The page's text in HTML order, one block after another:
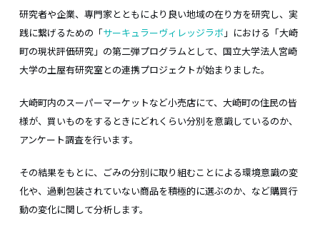
研究者や企業、専門家とともにより良い地域の在り方を研究し、実
践に繋げるための「サーキュラーヴィレッジラボ」における「大崎
町の現状評価研究」の第二弾プログラムとして、国立大学法人宮崎
大学の土屋有研究室との連携プロジェクトが始まりました。
大崎町内のスーパーマーケットなど小売店にて、大崎町の住民の皆
様が、買いものをするときにどれくらい分別を意識しているのか、
アンケート調査を行います。
その結果をもとに、ごみの分別に取り組むことによる環境意識の変
化や、過剰包装されていない商品を積極的に選ぶのか、など購買行
動の変化に関して分析します。